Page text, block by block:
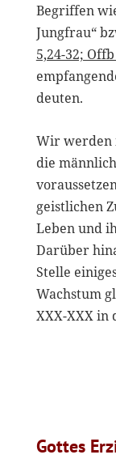
Begriffen
Jungfrau“
5,24-32;
deuten.
Wir werden
die
geistlichen
Leben und
Darüber
Stelle
Wachstum
XXX-XXX in
Gottes